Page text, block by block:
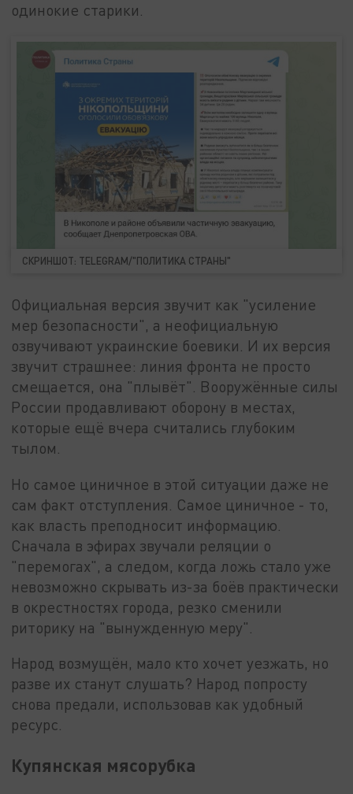
одинокие старики.
СКРИНШОТ: TELEGRAM/"ПОЛИТИКА СТРАНЫ"
Официальная версия звучит как "усиление
мер безопасности", а неофициальную
озвучивают украинские боевики. И их версия
звучит страшнее: линия фронта не просто
смещается, она "плывёт". Вооружённые силы
России продавливают оборону в местах,
которые ещё вчера считались глубоким
тылом.
Но самое циничное в этой ситуации даже не
сам факт отступления. Самое циничное - то,
как власть преподносит информацию.
Сначала в эфирах звучали реляции о
"перемогах", а следом, когда ложь стало уже
невозможно скрывать из-за боёв практически
в окрестностях города, резко сменили
риторику на "вынужденную меру".
Народ возмущён, мало кто хочет уезжать, но
разве их станут слушать? Народ попросту
снова предали, использовав как удобный
ресурс.
Купянская мясорубка